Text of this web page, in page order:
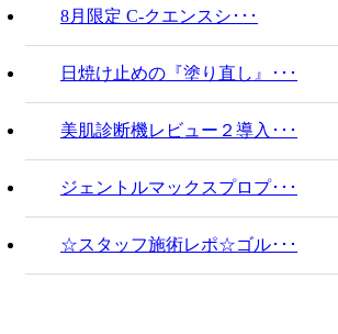
8月限定 C-クエンスシ･･･
日焼け止めの『塗り直し』･･･
美肌診断機レビュー２導入･･･
ジェントルマックスプロプ･･･
☆スタッフ施術レポ☆ゴル･･･